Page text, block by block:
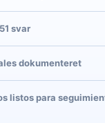
svar
dokumenteret
listos para